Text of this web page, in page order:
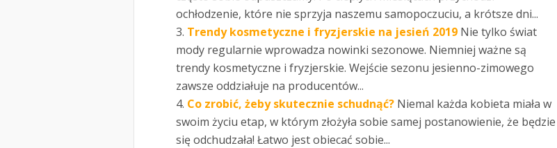
ochłodzenie, które nie sprzyja naszemu samopoczuciu, a krótsze dni...
Trendy kosmetyczne i fryzjerskie na jesień 2019 Nie tylko świat
mody regularnie wprowadza nowinki sezonowe. Niemniej ważne są
trendy kosmetyczne i fryzjerskie. Wejście sezonu jesienno-zimowego
zawsze oddziałuje na producentów...
Co zrobić, żeby skutecznie schudnąć? Niemal każda kobieta miała w
swoim życiu etap, w którym złożyła sobie samej postanowienie, że będzie
się odchudzała! Łatwo jest obiecać sobie...